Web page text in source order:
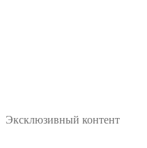
Эксклюзивный контент